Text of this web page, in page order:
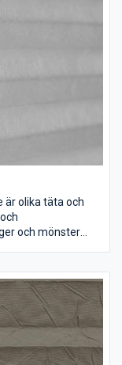
är olika täta och
och mönster